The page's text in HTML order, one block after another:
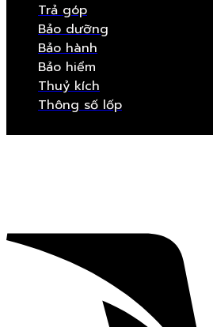
Trả góp
Bảo dưỡng
Bảo hành
Bảo hiểm
Thuỷ kích
Thông số lốp